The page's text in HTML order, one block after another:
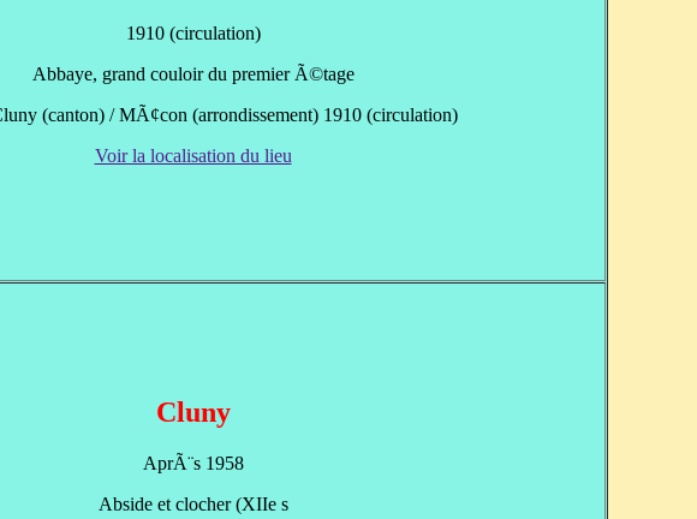
1910 (circulation)
Abbaye, grand couloir du premier Ã©tage
(canton) / MÃ¢con (arrondissement) 1910 (circulation)
Voir la localisation du lieu
Cluny
AprÃ¨s 1958
Abside et clocher (XIIe s